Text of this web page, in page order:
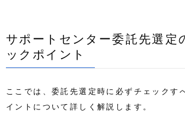
サポートセンター委託先選定
ックポイント
ここでは、委託先選定時に必ずチェックす
イントについて詳しく解説します。